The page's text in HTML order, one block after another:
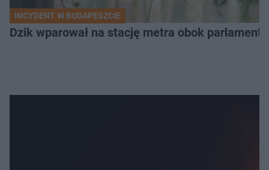
INCYDENT W BUDAPESZCIE
Dzik wparował na stację metra obok